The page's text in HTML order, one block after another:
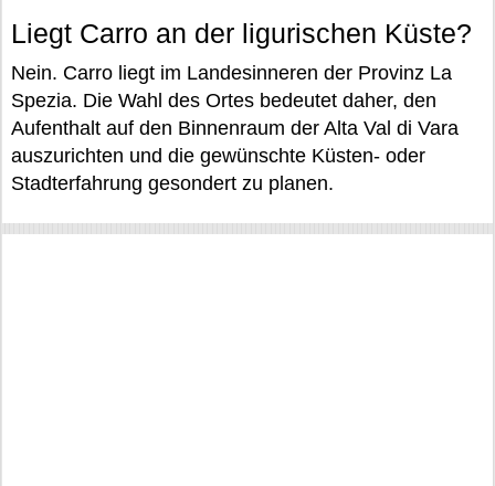
Liegt Carro an der ligurischen Küste?
Nein. Carro liegt im Landesinneren der Provinz La
Spezia. Die Wahl des Ortes bedeutet daher, den
Aufenthalt auf den Binnenraum der Alta Val di Vara
auszurichten und die gewünschte Küsten- oder
Stadterfahrung gesondert zu planen.